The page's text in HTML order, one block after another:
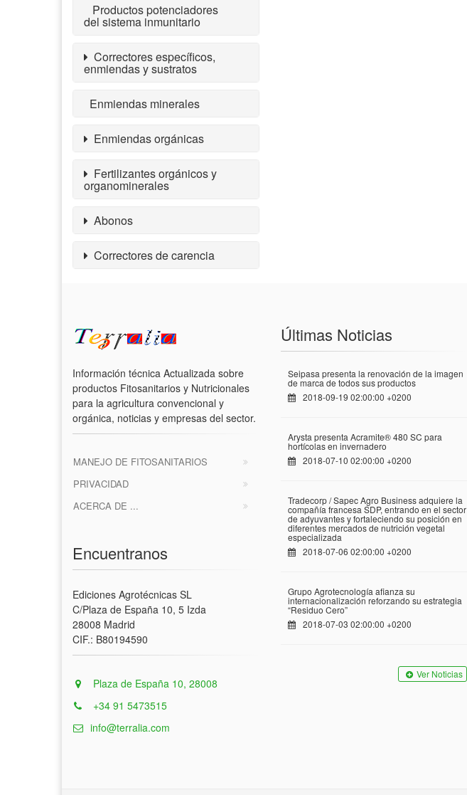
Productos potenciadores
del sistema inmunitario
Correctores específicos,
enmiendas y sustratos
Enmiendas minerales
Enmiendas orgánicas
Fertilizantes orgánicos y
organominerales
Abonos
Correctores de carencia
Información técnica Actualizada sobre
productos Fitosanitarios y Nutricionales
para la agricultura convencional y
orgánica, noticias y empresas del sector.
MANEJO DE FITOSANITARIOS
PRIVACIDAD
ACERCA DE ...
Encuentranos
Ediciones Agrotécnicas SL
C/Plaza de España 10, 5 Izda
28008 Madrid
CIF.: B80194590
Plaza de España 10, 28008
+34 91 5473515
info@terralia.com
Últimas Noticias
Seipasa presenta la renovación de la imagen
de marca de todos sus productos
2018-09-19 02:00:00 +0200
Arysta presenta Acramite® 480 SC para
hortícolas en invernadero
2018-07-10 02:00:00 +0200
Tradecorp / Sapec Agro Business adquiere la
compañía francesa SDP, entrando en el sector
de adyuvantes y fortaleciendo su posición en
diferentes mercados de nutrición vegetal
especializada
2018-07-06 02:00:00 +0200
Grupo Agrotecnología afianza su
internacionalización reforzando su estrategia
“Residuo Cero”
2018-07-03 02:00:00 +0200
Ver Noticias